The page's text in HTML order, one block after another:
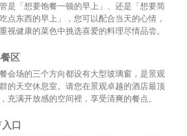
是「想要饱餐一顿的早上」、还是「想要简
点东西的早上」，您可以配合当天的心情，
视健康的菜色中挑选喜爱的料理尽情品尝。
餐区
会场的三个方向都设有大型玻璃窗，是景观
的天空休息室。请您在景观卓越的酒店最顶
充满开放感的空间裡，享受清爽的餐点。
入口